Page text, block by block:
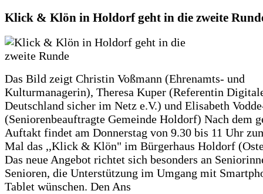
Klick & Klön in Holdorf geht in die zweite
Das Bild zeigt Christin Voßmann (Ehrenamts- und
Kulturmanagerin), Theresa Kuper (Referentin
Deutschland sicher im Netz e.V.) und Elisabeth
(Seniorenbeauftragte Gemeinde Holdorf) Nach dem
Auftakt findet am Donnerstag von 9.30 bis 11 Uhr
Mal das ,,Klick & Klön" im Bürgerhaus Holdorf
Das neue Angebot richtet sich besonders an
Senioren, die Unterstützung im Umgang mit
Tablet wünschen. Den Ans